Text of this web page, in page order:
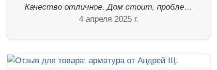
Качество отличное. Дом стоит, пробле…
4 апреля 2025 г.